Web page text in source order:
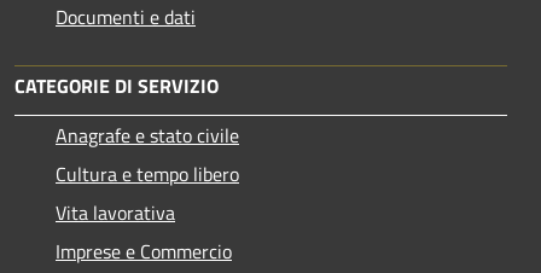
Documenti e dati
CATEGORIE DI SERVIZIO
Anagrafe e stato civile
Cultura e tempo libero
Vita lavorativa
Imprese e Commercio